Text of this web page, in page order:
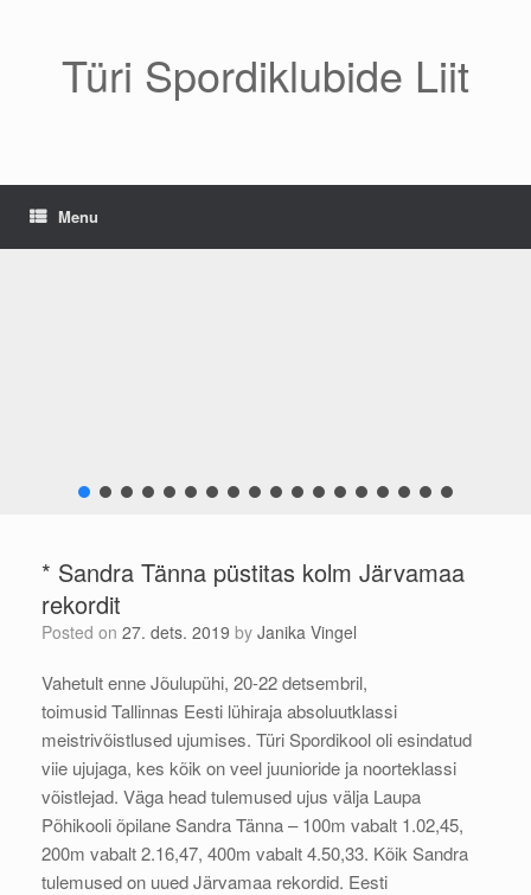
Türi Spordiklubide Liit
Menu
* Sandra Tänna püstitas kolm Järvamaa
rekordit
Posted on 27. dets. 2019 by Janika Vingel
Vahetult enne Jõulupühi, 20-22 detsembril,
toimusidTallinnas Eesti lühiraja absoluutklassi
meistrivõistlused ujumises. Türi Spordikool oli esindatud
viie ujujaga, kes kõik on veel juunioride ja noorteklassi
võistlejad. Väga head tulemused ujus välja Laupa
Põhikooli õpilane Sandra Tänna – 100m vabalt 1.02,45,
200m vabalt 2.16,47, 400m vabalt 4.50,33. Kõik Sandra
tulemused on uued Järvamaa rekordid. Eesti